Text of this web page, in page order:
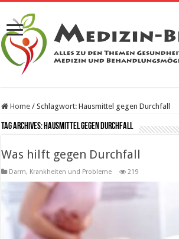
Home / Schlagwort:Hausmittel gegen Durchfall
Tag Archives:Hausmittel gegen Durchfall
Was hilft gegen Durchfall
Darm, Krankheiten und Probleme 219